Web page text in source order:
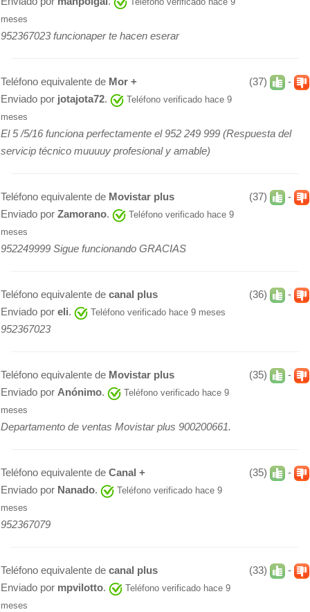
meses
952367023 funcionaper te hacen eserar
(37) -
Teléfono equivalente de Mor +
Enviado por jotajota72.
Teléfono verificado hace 9
meses
El 5 /5/16 funciona perfectamente el 952 249 999 (Respuesta del
servicip técnico muuuuy profesional y amable)
(37) -
Teléfono equivalente de Movistar plus
Enviado por Zamorano.
Teléfono verificado hace 9
meses
952249999 Sigue funcionando GRACIAS
(36) -
Teléfono equivalente de canal plus
Enviado por eli. Teléfono verificado hace 9 meses
952367023
(35) -
Teléfono equivalente de Movistar plus
Enviado por Anónimo.
Teléfono verificado hace 9
meses
Departamento de ventas Movistar plus 900200661.
(35) -
Teléfono equivalente de Canal +
Enviado por Nanado.
Teléfono verificado hace 9
meses
952367079
(33) -
Teléfono equivalente de canal plus
Enviado por mpvilotto.
Teléfono verificado hace 9
meses